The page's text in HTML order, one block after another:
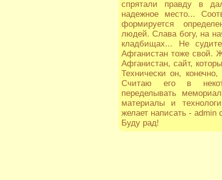
спрятали правду в
надежное место...
формируется
людей. Слава богу, на
кладбищах... Не
Афганистан тоже свой.
Афганистан, сайт,
Технически он,
Считаю его в
переделывать
материалы и
желает написать - admin
Буду рад!